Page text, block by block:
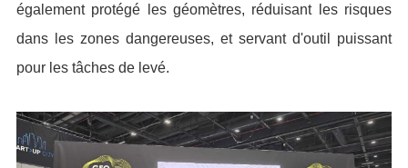
également protégé les géomètres, réduisant les risques
dans les zones dangereuses, et servant d'outil puissant
pour les tâches de levé.